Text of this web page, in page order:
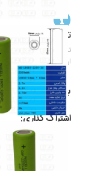
تاریخ انقضا باتریها
تاریخ درج‌شده روی
ارسال باتری‌ها با
باتری لیتیومی 18650 ظرفیت 2200 میلی آمپر 3C
اشتراک گذاری: